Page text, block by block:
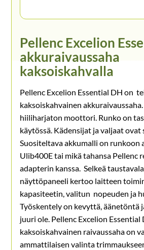
Pellenc Excelion
akkuraivaussaha
kaksoiskahvalla
Pellenc Excelion Essential DH on
kaksoiskahvainen akkuraivaussaha.
hiiliharjaton moottori. Runko on
käytössä. Kädensijat ja valjaat ovat
Suositeltava akkumalli on runkoon
Ulib400E tai mikä tahansa Pellenc
adapterin kanssa. Selkeä
näyttöpaneeli kertoo laitteen
kapasiteetin, valitun nopeuden ja
Työskentely on kevyttä, äänetöntä
juuri ole. Pellenc Excelion Essential
kaksoiskahvainen raivaussaha on
ammattilaisen valinta